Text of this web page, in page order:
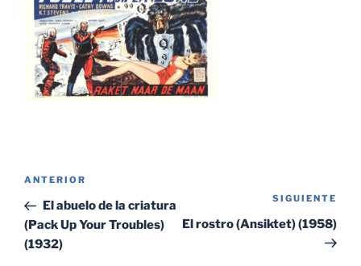
Navegación
entradas
Entrada
anterior:
ANTERIOR
El abuelo de la criatura
(Pack Up Your Troubles)
(1932)
SIGUIENTE
El rostro (Ansiktet) (1958)